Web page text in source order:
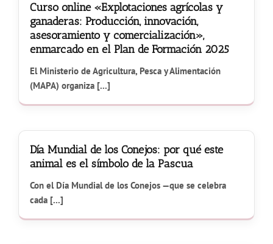
Curso online «Explotaciones agrícolas y
ganaderas: Producción, innovación,
asesoramiento y comercialización»,
enmarcado en el Plan de Formación 2025
El Ministerio de Agricultura, Pesca y Alimentación
(MAPA) organiza [...]
Día Mundial de los Conejos: por qué este
animal es el símbolo de la Pascua
Con el Día Mundial de los Conejos —que se celebra
cada [...]